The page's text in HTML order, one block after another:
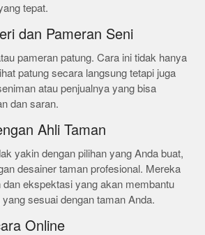
tepat.
dan Pameran Seni
pameran patung. Cara ini tidak hanya
patung secara langsung tetapi juga
atau penjualnya yang bisa
dan saran.
Ahli Taman
yakin dengan pilihan yang Anda buat,
desainer taman profesional. Mereka
ekspektasi yang akan membantu
sesuai dengan taman Anda.
Online